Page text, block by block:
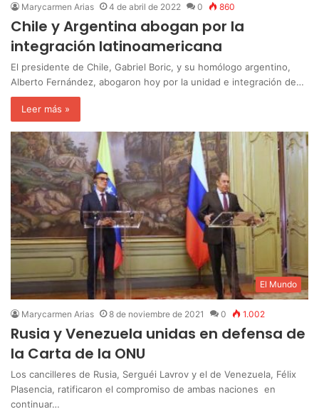
Marycarmen Arias 4 de abril de 2022 0 860
Chile y Argentina abogan por la
integración latinoamericana
El presidente de Chile, Gabriel Boric, y su homólogo argentino,
Alberto Fernández, abogaron hoy por la unidad e integración de…
Leer más »
El Mundo
Marycarmen Arias 8 de noviembre de 2021 0 1.002
Rusia y Venezuela unidas en defensa de
la Carta de la ONU
Los cancilleres de Rusia, Serguéi Lavrov y el de Venezuela, Félix
Plasencia, ratificaron el compromiso de ambas naciones en
continuar…